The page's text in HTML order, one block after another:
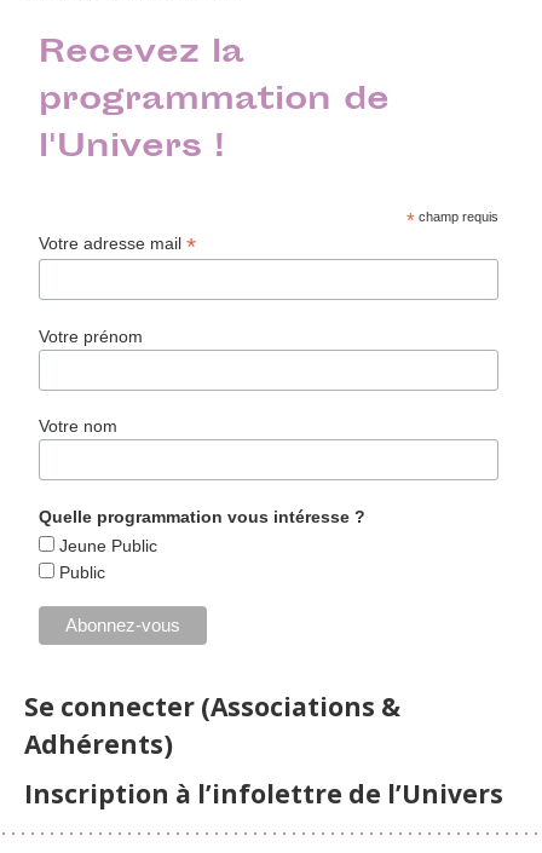
Recevez la
programmation de
l'Univers !
* champ requis
Votre adresse mail*
Votre prénom
Votre nom
Quelle programmation vous intéresse ?
Jeune Public
Public
Se connecter (Associations &
Adhérents)
Inscription à l’infolettre de l’Univers